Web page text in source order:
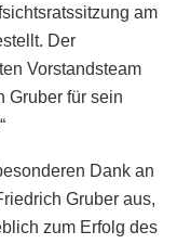
am
Der
Vorstandsteam
Gruber für sein
Dank an
Gruber aus,
zum Erfolg des